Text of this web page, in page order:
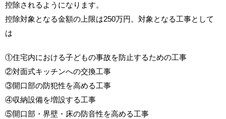
控除されるようになります。
控除対象となる金額の上限は250万円。対象となる工事として
は
①住宅内における子どもの事故を防止するための工事
②対面式キッチンへの交換工事
③開口部の防犯性を高める工事
④収納設備を増設する工事
⑤開口部・界壁・床の防音性を高める工事